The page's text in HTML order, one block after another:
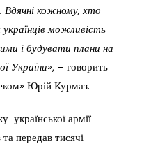
кожному, хто
можливість
і будувати плани на
України», – говорить
Юрій Курмаз.
української армії
передав тисячі